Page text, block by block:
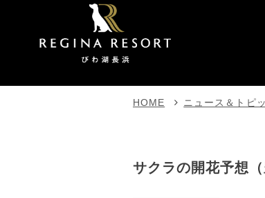
HOME ニュース＆トピ
サクラの開花予想（